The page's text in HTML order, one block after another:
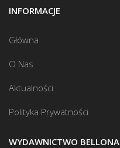
INFORMACJE
Główna
O Nas
Aktualności
Polityka Prywatności
WYDAWNICTWO BELLONA